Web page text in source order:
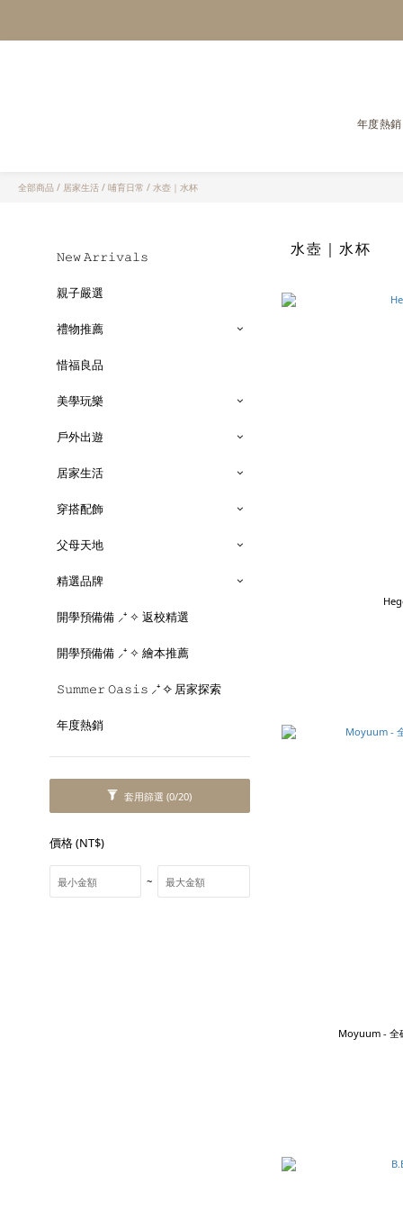
年度熱銷
全部商品 / 居家生活 / 哺育日常 / 水壺｜水杯
𝙽𝚎𝚠 𝙰𝚛𝚛𝚒𝚟𝚊𝚕𝚜
親子嚴選
禮物推薦
惜福良品
美學玩樂
戶外出遊
居家生活
穿搭配飾
父母天地
精選品牌
開學預備備 ⸝⁺ ✧ 返校精選
開學預備備 ⸝⁺ ✧ 繪本推薦
𝚂𝚞𝚖𝚖𝚎𝚛 𝙾𝚊𝚜𝚒𝚜 ⸝⁺ ✧ 居家探索
年度熱銷
套用篩選(0/20)
價格 (NT$)
~
水壺｜水杯
Moyuum - 全